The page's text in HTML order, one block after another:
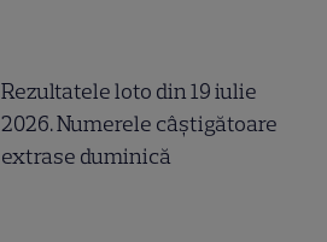
Rezultatele loto din 19 iulie
2026. Numerele câştigătoare
extrase duminică